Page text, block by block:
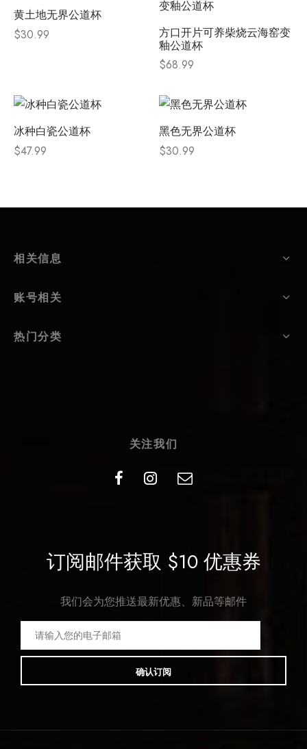
黄土地无界公道杯
$30.99
方口开片可养柴烧云海窑变
釉公道杯
$68.99
冰种白瓷公道杯
$47.99
黑色无界公道杯
$30.99
相关信息
账号相关
热门分类
关注我们
订阅邮件获取 $10 优惠券
我们会为您推送最新优惠、新品等邮件
确认订阅